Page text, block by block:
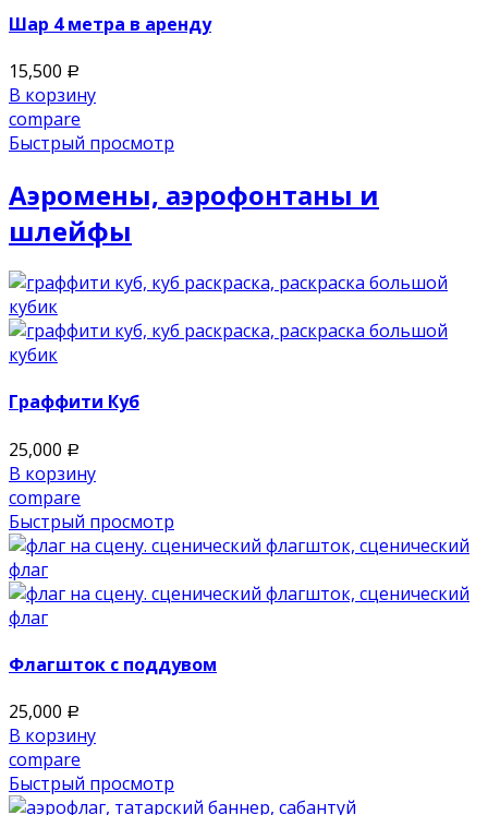
Шар 4 метра в аренду
15,500 Р
В корзину
compare
Быстрый просмотр
Аэромены, аэрофонтаны и
шлейфы
Граффити Куб
25,000 Р
В корзину
compare
Быстрый просмотр
Флагшток с поддувом
25,000 Р
В корзину
compare
Быстрый просмотр